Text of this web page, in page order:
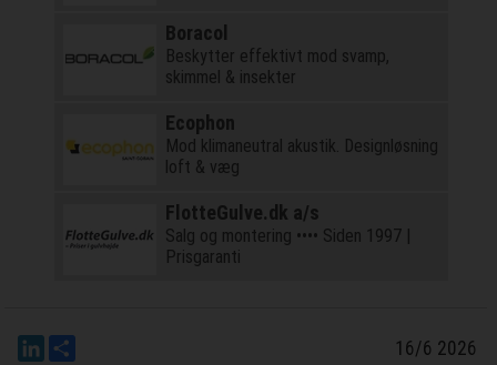
Boracol
Beskytter effektivt mod svamp,
skimmel & insekter
Ecophon
Mod klimaneutral akustik. Designløsning
loft & væg
FlotteGulve.dk a/s
Salg og montering •••• Siden 1997 |
Prisgaranti
LinkedIn 16/6 2026